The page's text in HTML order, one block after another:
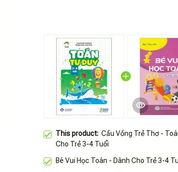
This product: Cầu Vồng Trẻ Thơ -
Cho Trẻ 3-4 Tuổi
Bé Vui Học Toán - Dành Cho Trẻ 3-4